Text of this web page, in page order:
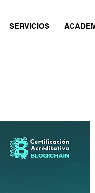
SERVICIOS